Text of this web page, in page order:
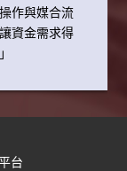
個居民都
與創業過
樣的背
作與媒合流
資金需求得
台